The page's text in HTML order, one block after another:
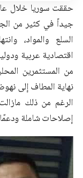
حققت سوريا خلال
جيداً في كثير من
السلع والمواد،
اقتصادية عربية
من المستثمرين
نهاية المطاف إلى
الرغم من ذلك
إصلاحات شاملة